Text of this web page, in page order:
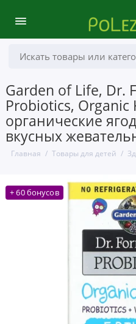
Garden of Life, Dr.
Probiotics, Organic
органические
вкусных
Главная Товары для детей
+ 60 бонусов